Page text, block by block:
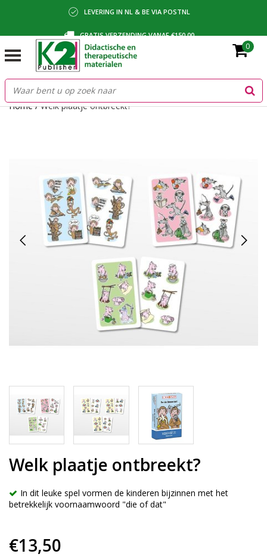
LEVERING IN NL & BE VIA POSTNL
GRATIS VERZENDING VANAF €150,00
BETALING VIA IDEAL, BANCONTACT OF FACTUUR
0
Home/Welk plaatje ontbreekt?
Welk plaatje ontbreekt?
In dit leuke spel vormen de kinderen bijzinnen met het
betrekkelijk voornaamwoord "die of dat"
€13,50